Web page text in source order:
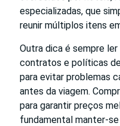
especializadas, que
reunir múltiplos itens
Outra dica é sempre
contratos e políticas
para evitar problemas
antes da viagem.
para garantir preços
fundamental manter-